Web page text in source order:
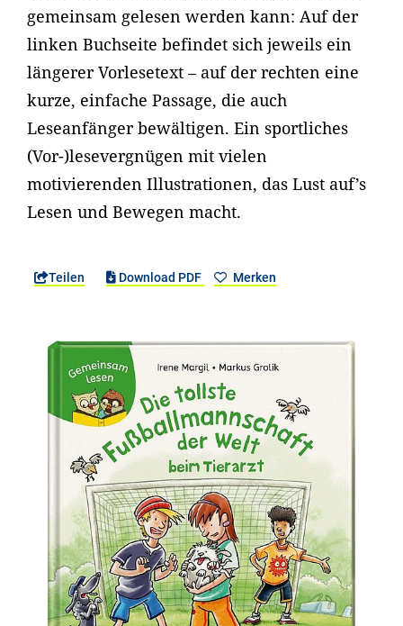
gemeinsam gelesen werden kann: Auf der
linken Buchseite befindet sich jeweils ein
längerer Vorlesetext – auf der rechten eine
kurze, einfache Passage, die auch
Leseanfänger bewältigen. Ein sportliches
(Vor-)lesevergnügen mit vielen
motivierenden Illustrationen, das Lust auf’s
Lesen und Bewegen macht.
Teilen Download PDF Merken